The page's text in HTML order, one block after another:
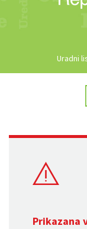
Uradni
Prikazana